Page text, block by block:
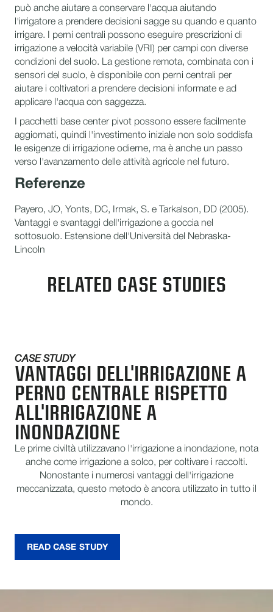
può anche aiutare a conservare l'acqua aiutando
l'irrigatore a prendere decisioni sagge su quando e quanto
irrigare. I perni centrali possono eseguire prescrizioni di
irrigazione a velocità variabile (VRI) per campi con diverse
condizioni del suolo. La gestione remota, combinata con i
sensori del suolo, è disponibile con perni centrali per
aiutare i coltivatori a prendere decisioni informate e ad
applicare l'acqua con saggezza.
I pacchetti base center pivot possono essere facilmente
aggiornati, quindi l'investimento iniziale non solo soddisfa
le esigenze di irrigazione odierne, ma è anche un passo
verso l'avanzamento delle attività agricole nel futuro.
Referenze
Payero, JO, Yonts, DC, Irmak, S. e Tarkalson, DD (2005).
Vantaggi e svantaggi dell'irrigazione a goccia nel
sottosuolo. Estensione dell'Università del Nebraska-
Lincoln
RELATED CASE STUDIES
CASE STUDY
VANTAGGI DELL'IRRIGAZIONE A
PERNO CENTRALE RISPETTO
ALL'IRRIGAZIONE A
INONDAZIONE
Le prime civiltà utilizzavano l'irrigazione a inondazione, nota
anche come irrigazione a solco, per coltivare i raccolti.
Nonostante i numerosi vantaggi dell'irrigazione
meccanizzata, questo metodo è ancora utilizzato in tutto il
mondo.
READ CASE STUDY